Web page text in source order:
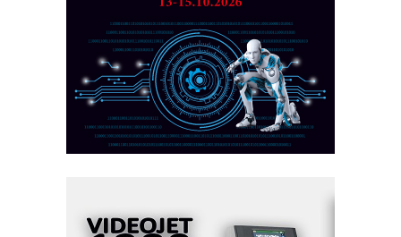
Razvoj asortimanskog pravca MINI-
PLC AKYTEC
AUKOM: Svetski standard metrologije
dostupan u Srbiji
MOTOMAN – NEXT-Robotika vođena
veštačkom inteligencijom
I.SAFE MOBILE revolucioniše
Fleksibilno stezanje i brzo
podešavanje u proizvodnji prototipova